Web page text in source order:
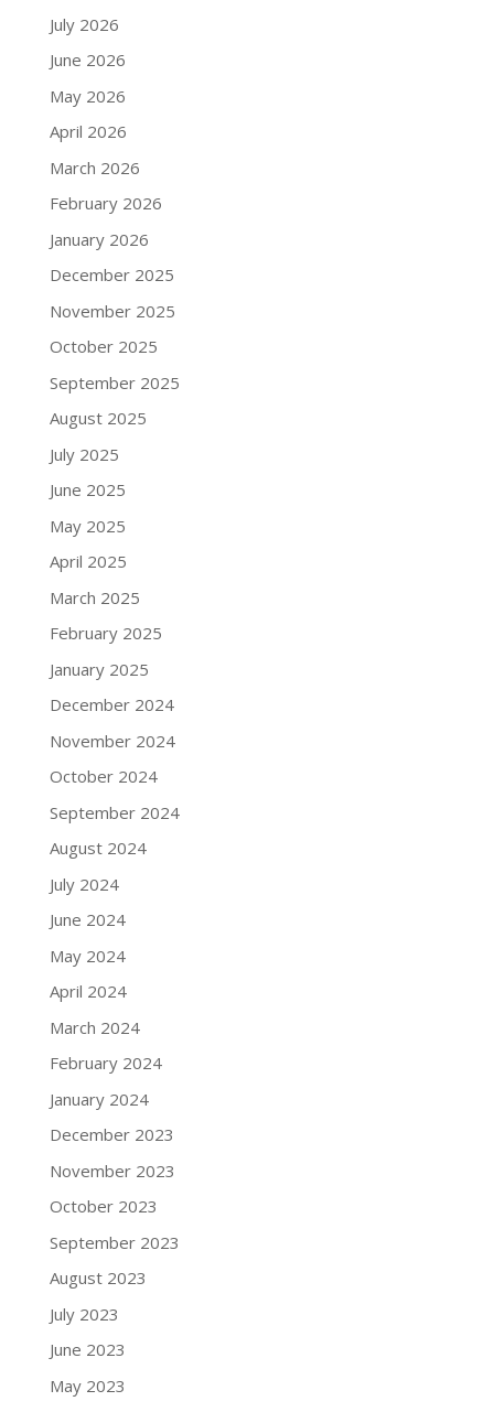
July 2026
June 2026
May 2026
April 2026
March 2026
February 2026
January 2026
December 2025
November 2025
October 2025
September 2025
August 2025
July 2025
June 2025
May 2025
April 2025
March 2025
February 2025
January 2025
December 2024
November 2024
October 2024
September 2024
August 2024
July 2024
June 2024
May 2024
April 2024
March 2024
February 2024
January 2024
December 2023
November 2023
October 2023
September 2023
August 2023
July 2023
June 2023
May 2023